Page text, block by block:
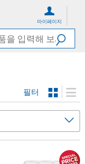
마이페이지
필터